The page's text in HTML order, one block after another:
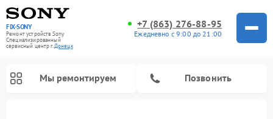
FIX-SONY
Ремонт устройств Sony
Специализированный
cервисный центр г. Донецк
+7 (863) 276-88-95
Ежедневно с 9:00 до 21:00
Мы ремонтируем Позвонить